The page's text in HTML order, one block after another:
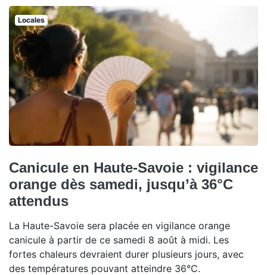
Locales
Canicule en Haute-Savoie : vigilance
orange dès samedi, jusqu’à 36°C
attendus
La Haute-Savoie sera placée en vigilance orange
canicule à partir de ce samedi 8 août à midi. Les
fortes chaleurs devraient durer plusieurs jours, avec
des températures pouvant atteindre 36°C.